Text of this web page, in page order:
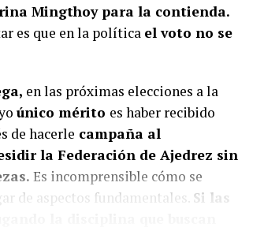
Mingthoy para la contienda.
es que en la política el voto no se
en las próximas elecciones a la
único mérito es haber recibido
de hacerle campaña al
la Federación de Ajedrez sin
Es incomprensible cómo se
de aspectos fundamentales. Si las